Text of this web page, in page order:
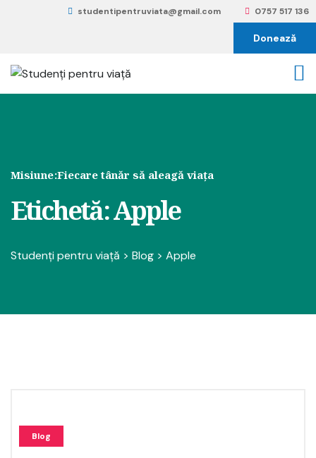
studentipentruviata@gmail.com 0757 517 136
Donează
Misiune:Fiecare tânăr să aleagă viața
Etichetă:Apple
Studenți pentru viață > Blog > Apple
Blog